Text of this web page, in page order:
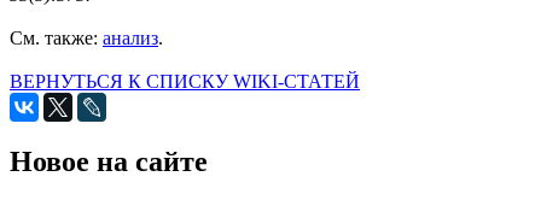
См. также: анализ.
ВЕРНУТЬСЯ К СПИСКУ WIKI-СТАТЕЙ
Новое на сайте